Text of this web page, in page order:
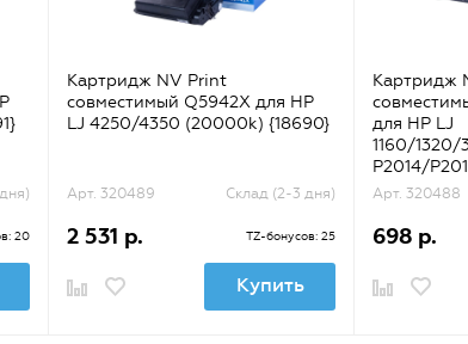
20
Картридж NV Print
совместимый Q5942X для HP
LJ 4250/4350 (20000k) {18690}
Арт. 320489 Склад (2-3 дня)
2 531 р. TZ-бонусов: 25
Купить
Картридж
для HP LJ
1160/
P2014/
{31564}
Арт. 320488
698 р.